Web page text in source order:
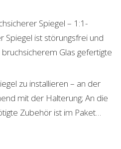
Spiegel – 1:1-
Spiegel ist störungsfrei und
Glas gefertigte
zu installieren – an der
mit der Halterung; An die
Zubehör ist im Paket…